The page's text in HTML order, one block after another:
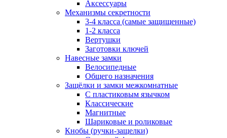
Аксессуары
Механизмы секретности
3-4 класса (самые защищенные)
1-2 класса
Вертушки
Заготовки ключей
Навесные замки
Велосипедные
Общего назначения
Защёлки и замки межкомнатные
С пластиковым язычком
Классические
Магнитные
Шариковые и роликовые
Кнобы (ручки-защелки)